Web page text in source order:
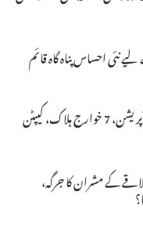
نئی احساس پناہ گاہ قائم
ہنگو میں سکیورٹی فورسز کا آپریشن، 7 خوارج ہلاک، کیپٹن
کے مشران کا جرگہ،